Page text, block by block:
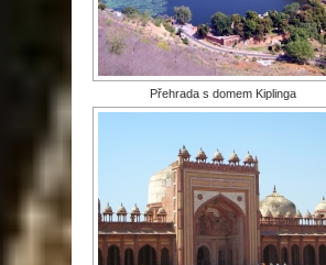
Přehrada s domem Kiplinga